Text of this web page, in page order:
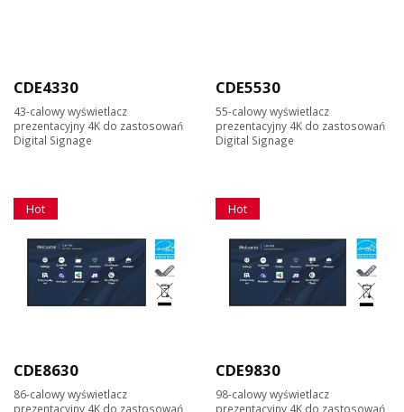
CDE4330
43-calowy wyświetlacz
prezentacyjny 4K do zastosowań
Digital Signage
CDE5530
55-calowy wyświetlacz
prezentacyjny 4K do zastosowań
Digital Signage
Hot
CDE8630
86-calowy wyświetlacz
prezentacyjny 4K do zastosowań
Hot
CDE9830
98-calowy wyświetlacz
prezentacyjny 4K do zastosowań